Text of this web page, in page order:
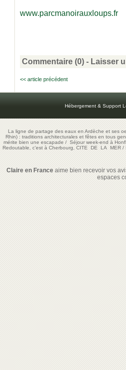
www.parcmanoirauxloups.fr
Commentaire (0) - Laisser
<< article précédent
Hébergement & Support
La ligne de partage des eaux en Ardèche et ses
Rhin) : traditions architecturales et fêtes en tous
mérite bien une escapade/Séjour week-end à
Redoutable, c'est à Cherbourg, CITE DE LA MER/
Claire en Franceaime bien recevoir vos
espaces